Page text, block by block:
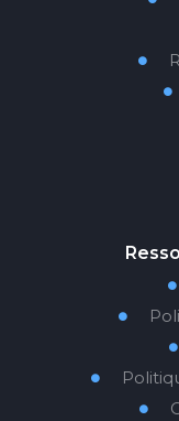






